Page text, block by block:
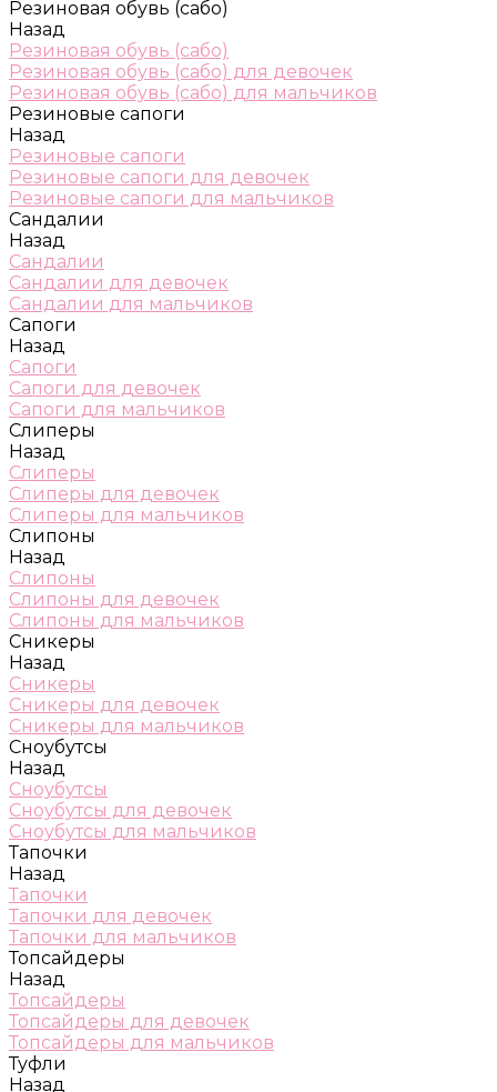
Резиновая обувь (сабо)
Назад
Резиновая обувь (сабо)
Резиновая обувь (сабо) для девочек
Резиновая обувь (сабо) для мальчиков
Резиновые сапоги
Назад
Резиновые сапоги
Резиновые сапоги для девочек
Резиновые сапоги для мальчиков
Сандалии
Назад
Сандалии
Сандалии для девочек
Сандалии для мальчиков
Сапоги
Назад
Сапоги
Сапоги для девочек
Сапоги для мальчиков
Слиперы
Назад
Слиперы
Слиперы для девочек
Слиперы для мальчиков
Слипоны
Назад
Слипоны
Слипоны для девочек
Слипоны для мальчиков
Сникеры
Назад
Сникеры
Сникеры для девочек
Сникеры для мальчиков
Сноубутсы
Назад
Сноубутсы
Сноубутсы для девочек
Сноубутсы для мальчиков
Тапочки
Назад
Тапочки
Тапочки для девочек
Тапочки для мальчиков
Топсайдеры
Назад
Топсайдеры
Топсайдеры для девочек
Топсайдеры для мальчиков
Туфли
Назад